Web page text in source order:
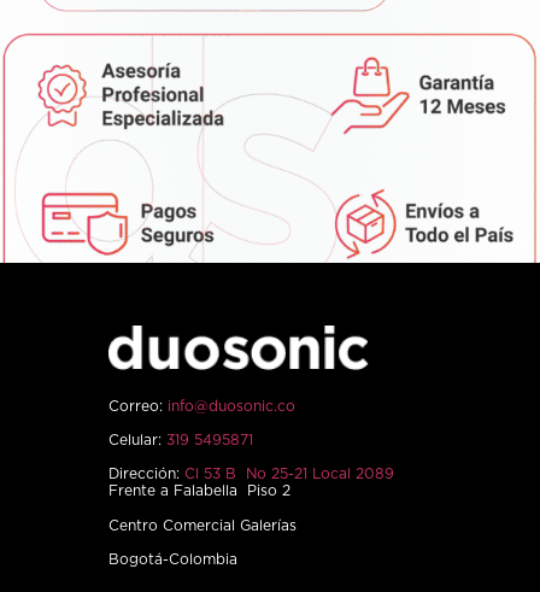
Correo: info@duosonic.co
Celular: 319 5495871
Dirección: Cl 53 B No 25-21 Local 2089
Frente a Falabella Piso 2
Centro Comercial Galerías
Bogotá-Colombia